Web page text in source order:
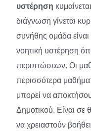
υστέρηση
διάγνωση γίνεται
συνήθης ομάδα
νοητική υστέρηση
περιπτώσεων. Οι
περισσότερα
μπορεί να
Δημοτικού. Είναι σε
να χρειαστούν